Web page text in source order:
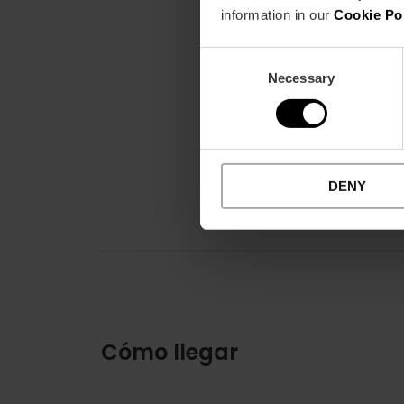
information in our Cookie
Necessary
DENY
Cómo llegar